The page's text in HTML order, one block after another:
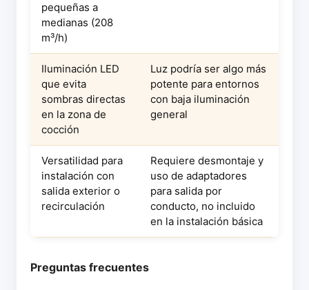
pequeñas a
medianas (208
m³/h)
Iluminación LED
que evita
sombras directas
en la zona de
cocción
Luz podría ser algo más
potente para entornos
con baja iluminación
general
Versatilidad para
instalación con
salida exterior o
recirculación
Requiere desmontaje y
uso de adaptadores
para salida por
conducto, no incluido
en la instalación básica
Preguntas frecuentes